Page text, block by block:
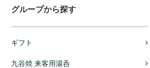
グループから探す
ギフト
九谷焼 来客用湯呑